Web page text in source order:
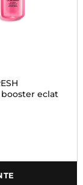
eclat